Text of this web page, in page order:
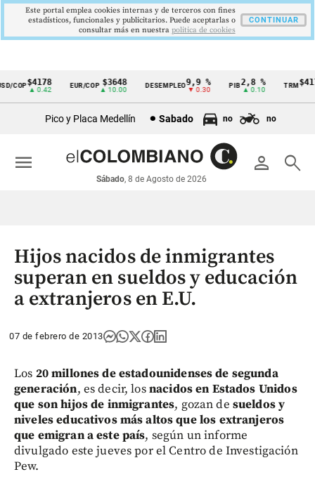
Cintillo
económicos
Colombia
COP$4178
▲ 0.42
EUR/COP $3648
▲ 10.00
DESEMPLEO 9,9 %
▼ 0.30
PIB2,8 %
▲ 0.10
TRM
Pico y Placa Medellín Sabado no no
person search
Sábado, 8 de Agosto de 2026
menu
Hijos nacidos de inmigrantes
superan en sueldos y educación
a extranjeros en E.U.
07 de febrero de 2013
Los 20 millones de estadounidenses de segunda
generación, es decir, losnacidos en Estados Unidos
que son hijos de inmigrantes, gozan de sueldos y
niveles educativos más altos que los extranjeros
que emigran a este país, según un informe
divulgado este jueves por el Centro de Investigación
Pew.
Este portal emplea cookies internas y de terceros con fines
estadísticos, funcionales y publicitarios. Puede aceptarlas o
consultar más en nuestra politica de cookies
CONTINUAR